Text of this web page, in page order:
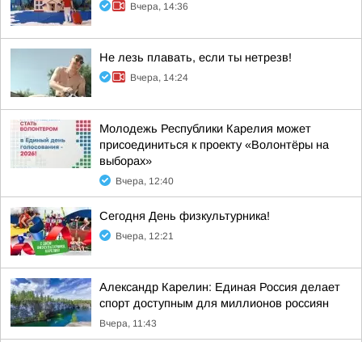
Вчера, 14:36
Не лезь плавать, если ты нетрезв!
Вчера, 14:24
Молодежь Республики Карелия может
присоединиться к проекту «Волонтёры на
выборах»
Вчера, 12:40
Сегодня День физкультурника!
Вчера, 12:21
Александр Карелин: Единая Россия делает
спорт доступным для миллионов россиян
Вчера, 11:43